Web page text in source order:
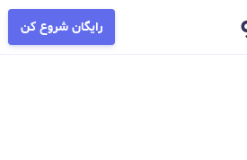
رایگان شروع کن